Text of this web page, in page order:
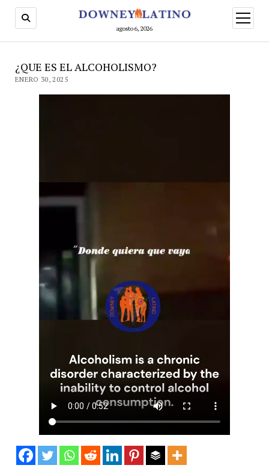
agosto 6, 2026
abrir
menú
¿QUE ES EL ALCOHOLISMO?
ENERO 30, 2025